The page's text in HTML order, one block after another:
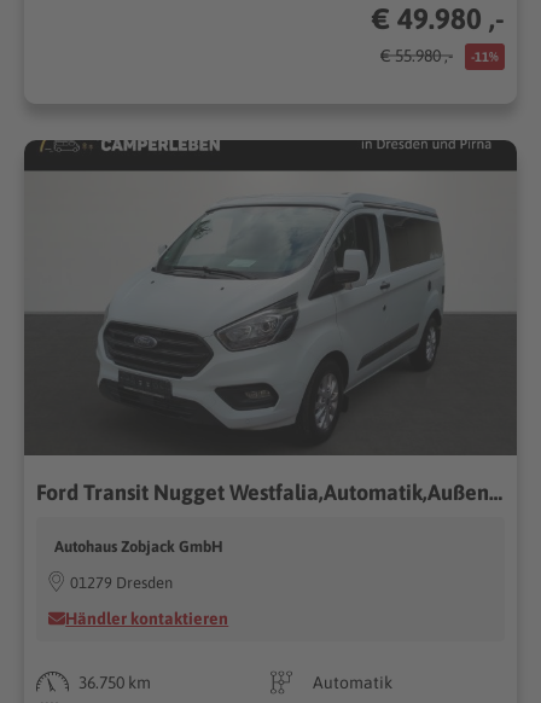
€ 49.980 ,-
€ 55.980 ,- -11%
Ford Transit Nugget Westfalia,Automatik,Außendusche,Fahrradträger,
Autohaus Zobjack GmbH
01279 Dresden
Händler kontaktieren
36.750 km
Automatik